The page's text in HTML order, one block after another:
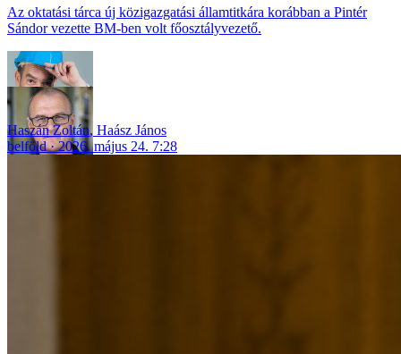
Az oktatási tárca új közigazgatási államtitkára korábban a Pintér
Sándor vezette BM-ben volt főosztályvezető.
Haszán Zoltán, Haász János
belföld
2026. május 24. 7:28